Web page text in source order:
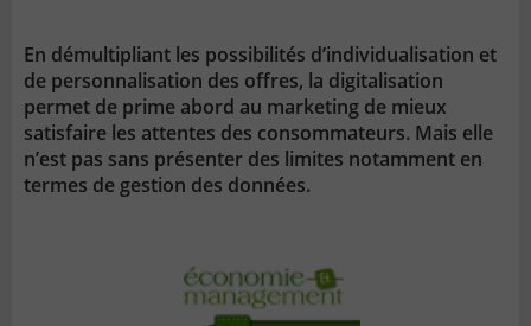
En démultipliant les possibilités d’individualisation et
de personnalisation des offres, la digitalisation
permet de prime abord au marketing de mieux
satisfaire les attentes des consommateurs. Mais elle
n’est pas sans présenter des limites notamment en
termes de gestion des données.